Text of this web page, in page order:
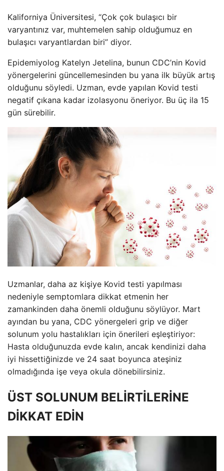
Kaliforniya Üniversitesi, “Çok çok bulaşıcı bir
varyantınız var, muhtemelen sahip olduğumuz en
bulaşıcı varyantlardan biri” diyor.
Epidemiyolog Katelyn Jetelina, bunun CDC’nin Kovid
yönergelerini güncellemesinden bu yana ilk büyük artış
olduğunu söyledi. Uzman, evde yapılan Kovid testi
negatif çıkana kadar izolasyonu öneriyor. Bu üç ila 15
gün sürebilir.
Uzmanlar, daha az kişiye Kovid testi yapılması
nedeniyle semptomlara dikkat etmenin her
zamankinden daha önemli olduğunu söylüyor. Mart
ayından bu yana, CDC yönergeleri grip ve diğer
solunum yolu hastalıkları için önerileri eşleştiriyor:
Hasta olduğunuzda evde kalın, ancak kendinizi daha
iyi hissettiğinizde ve 24 saat boyunca ateşiniz
olmadığında işe veya okula dönebilirsiniz.
ÜST SOLUNUM BELİRTİLERİNE
DİKKAT EDİN